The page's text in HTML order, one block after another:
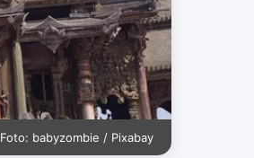
Foto: babyzombie / Pixabay